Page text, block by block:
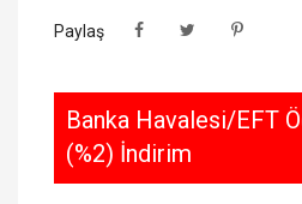
Paylaş
Banka Havalesi/EFT
(%2) İndirim